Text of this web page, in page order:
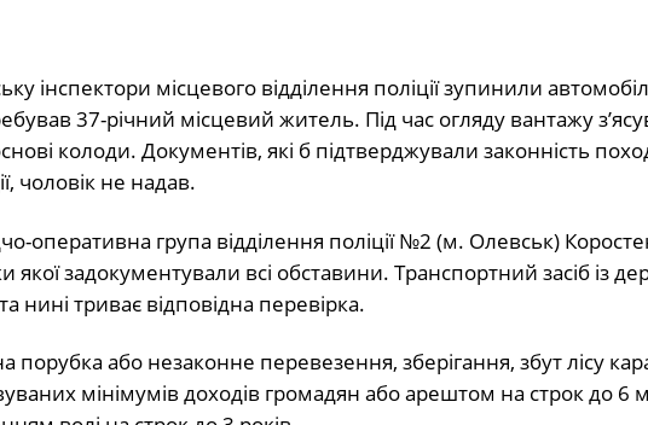
інспектори місцевого відділення поліції зупинили
37-річний місцевий житель. Під час огляду вантажу
колоди. Документів, які б підтверджували законність
чоловік не надав.
оперативна група відділення поліції №2 (м. Олевськ)
якої задокументували всі обставини. Транспортний засіб із
нині триває відповідна перевірка.
порубка або незаконне перевезення, зберігання, збут лісу
мінімумів доходів громадян або арештом на строк до 6